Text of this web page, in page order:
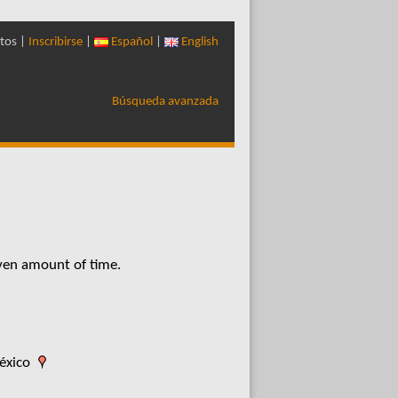
| Inscribirse Español English
Búsqueda avanzada
amount of time.